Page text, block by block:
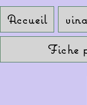
Accueil
Fiche